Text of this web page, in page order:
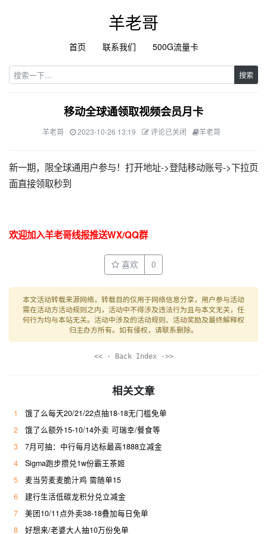
羊老哥
首页 联系我们 500G流量卡
搜索
移动全球通领取视频会员月卡
羊老哥 2023-10-26 13:19 评论已关闭 羊老哥
新一期，限全球通用户参与！打开地址->登陆移动账号->下拉页
面直接领取秒到
欢迎加入羊老哥线报推送WX/QQ群
喜欢 0
本文活动转载来源网络，转载目的仅用于网络信息分享，用户参与活动
需在活动方活动规则之内，活动中不得涉及违法行为且与本文无关，任
何行为均与本站无关。活动中涉及的活动规则、活动奖励及最终解释权
归主办方所有。如有侵权，请联系删除。
<< · Back Index ·>>
相关文章
1
饿了么每天20/21/22点抽18-18无门槛免单
2
饿了么额外15-10/14外卖 可瑞幸/餐食等
3
7月可抽：中行每月达标最高1888立减金
4
Sigma跑步攒兑1w份霸王茶姬
5
麦当劳麦麦脆汁鸡 需随单15
6
建行生活低碳龙积分兑立减金
7
美团10/11点外卖38-18叠加每日免单
8
好想来/老婆大人抽10万份免单